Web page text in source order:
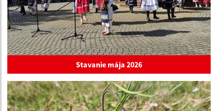
Stavanie mája 2026